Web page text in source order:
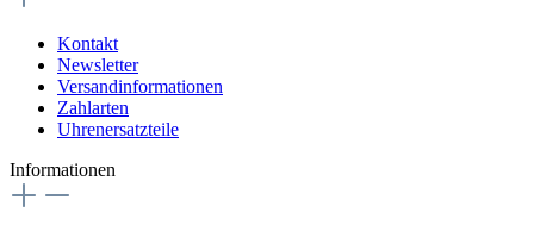
Kontakt
Newsletter
Versandinformationen
Zahlarten
Uhrenersatzteile
Informationen